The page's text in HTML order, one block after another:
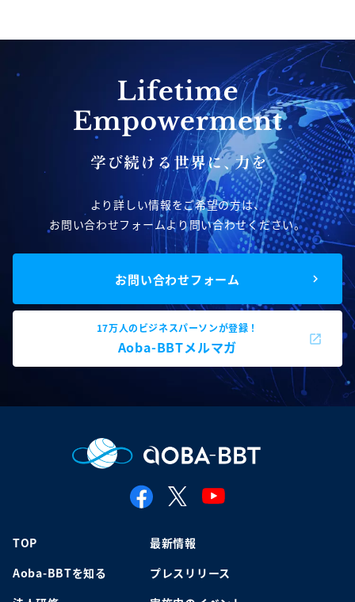
より詳しい情報をご希望の方は、
お問い合わせフォームより問い合わせください。
お問い合わせフォーム
17万人のビジネスパーソンが登録！
Aoba-BBTメルマガ
TOP
Aoba-BBTを知る
最新情報
プレスリリース